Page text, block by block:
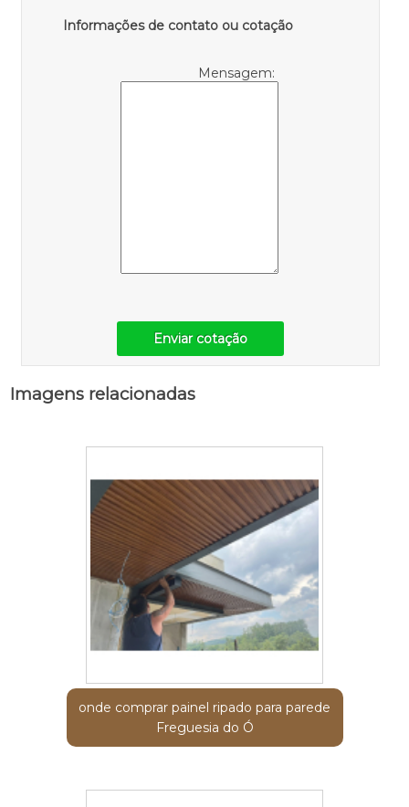
Informações de contato ou cotação
Mensagem:
Enviar cotação
Imagens relacionadas
onde comprar painel ripado para parede
Freguesia do Ó